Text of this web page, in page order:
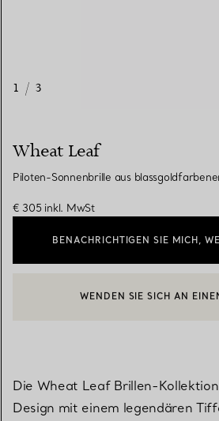
1 / 3
Wheat Leaf
Piloten-Sonnenbrille aus
€ 305 inkl. MwSt
BENACHRICHTIGEN SIE MICH,
EINEN KUNDENBERATER
Die Wheat Leaf Brillen-
Design mit einem legendären